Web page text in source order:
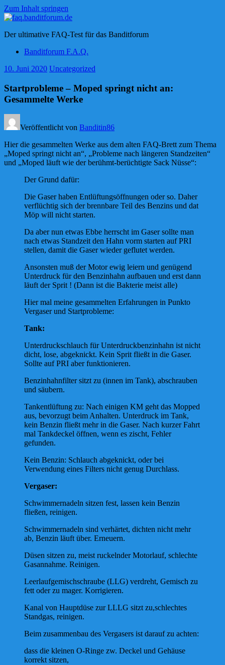
Zum Inhalt springen
faq.banditforum.de
Der ultimative FAQ-Test für das Banditforum
Banditforum F.A.Q.
10. Juni 2020 Uncategorized
Startprobleme – Moped springt nicht an:
Gesammelte Werke
Veröffentlicht von Banditin86
Hier die gesammelten Werke aus dem alten FAQ-Brett zum Thema
„Moped springt nicht an“, „Probleme nach längeren Standzeiten“
und „Moped läuft wie der berühmt-berüchtigte Sack Nüsse“:
Der Grund dafür:
Die Gaser haben Entlüftungsöffnungen oder so. Daher
verflüchtig sich der brennbare Teil des Benzins und dat
Möp will nicht starten.
Da aber nun etwas Ebbe herrscht im Gaser sollte man
nach etwas Standzeit den Hahn vorm starten auf PRI
stellen, damit die Gaser wieder geflutet werden.
Ansonsten muß der Motor ewig leiern und genügend
Unterdruck für den Benzinhahn aufbauen und erst dann
läuft der Sprit ! (Dann ist die Bakterie meist alle)
Hier mal meine gesammelten Erfahrungen in Punkto
Vergaser und Startprobleme:
Tank:
Unterdruckschlauch für Unterdruckbenzinhahn ist nicht
dicht, lose, abgeknickt. Kein Sprit fließt in die Gaser.
Sollte auf PRI aber funktionieren.
Benzinhahnfilter sitzt zu (innen im Tank), abschrauben
und säubern.
Tankentlüftung zu: Nach einigen KM geht das Mopped
aus, bevorzugt beim Anhalten. Unterdruck im Tank,
kein Benzin fließt mehr in die Gaser. Nach kurzer Fahrt
mal Tankdeckel öffnen, wenn es zischt, Fehler
gefunden.
Kein Benzin: Schlauch abgeknickt, oder bei
Verwendung eines Filters nicht genug Durchlass.
Vergaser:
Schwimmernadeln sitzen fest, lassen kein Benzin
fließen, reinigen.
Schwimmernadeln sind verhärtet, dichten nicht mehr
ab, Benzin läuft über. Erneuern.
Düsen sitzen zu, meist ruckelnder Motorlauf, schlechte
Gasannahme. Reinigen.
Leerlaufgemischschraube (LLG) verdreht, Gemisch zu
fett oder zu mager. Korrigieren.
Kanal von Hauptdüse zur LLLG sitzt zu,schlechtes
Standgas, reinigen.
Beim zusammenbau des Vergasers ist darauf zu achten:
dass die kleinen O-Ringe zw. Deckel und Gehäuse
korrekt sitzen,